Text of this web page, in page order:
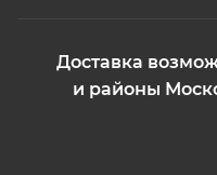
Доставка
и районы